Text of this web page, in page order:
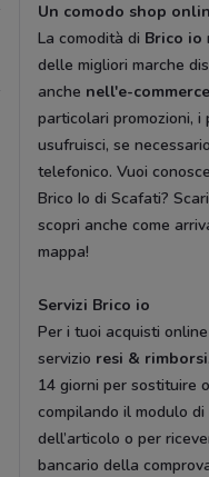
Un comodo shop
La comodità di Brico io
delle migliori marche
anche nell'e-
particolari promozioni, i
usufruisci, se
telefonico. Vuoi
Brico Io di Scafati?
scopri anche come
mappa!
Servizi Brico io
Per i tuoi acquisti
servizio resi & rimborsi
14 giorni per sostituire
compilando il modulo
dell’articolo o per
bancario della